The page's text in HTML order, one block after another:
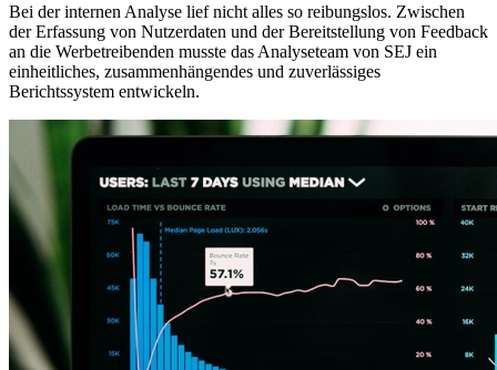
Bei der internen Analyse lief nicht alles so reibungslos. Zwischen
der Erfassung von Nutzerdaten und der Bereitstellung von Feedback
an die Werbetreibenden musste das Analyseteam von SEJ ein
einheitliches, zusammenhängendes und zuverlässiges
Berichtssystem entwickeln.